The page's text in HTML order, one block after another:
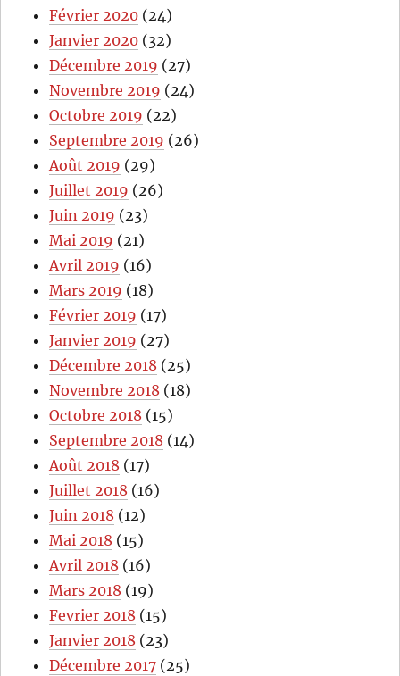
Février 2020 (24)
Janvier 2020 (32)
Décembre 2019 (27)
Novembre 2019 (24)
Octobre 2019 (22)
Septembre 2019 (26)
Août 2019 (29)
Juillet 2019 (26)
Juin 2019 (23)
Mai 2019 (21)
Avril 2019 (16)
Mars 2019 (18)
Février 2019 (17)
Janvier 2019 (27)
Décembre 2018 (25)
Novembre 2018 (18)
Octobre 2018 (15)
Septembre 2018 (14)
Août 2018 (17)
Juillet 2018 (16)
Juin 2018 (12)
Mai 2018 (15)
Avril 2018 (16)
Mars 2018 (19)
Fevrier 2018 (15)
Janvier 2018 (23)
Décembre 2017 (25)